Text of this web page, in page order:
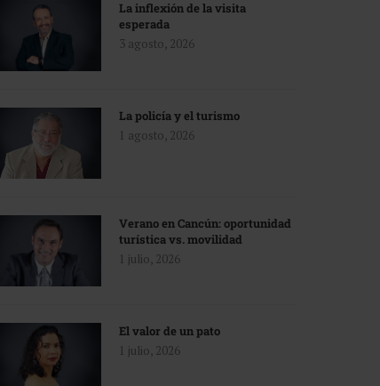
La inflexión de la visita
esperada
3 agosto, 2026
La policía y el turismo
1 agosto, 2026
Verano en Cancún: oportunidad
turística vs. movilidad
1 julio, 2026
El valor de un pato
1 julio, 2026